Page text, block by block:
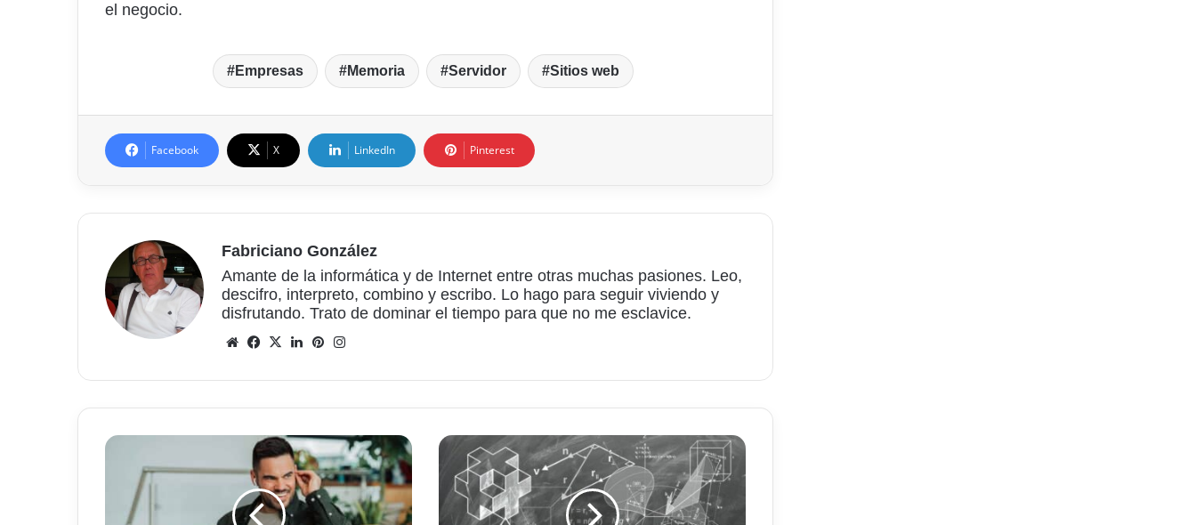
el negocio.
Empresas Memoria Servidor Sitios web
Facebook X LinkedIn Pinterest
Fabriciano González
Amante de la informática y de Internet entre otras muchas pasiones. Leo,
descifro, interpreto, combino y escribo. Lo hago para seguir viviendo y
disfrutando. Trato de dominar el tiempo para que no me esclavice.
Sitio
Facebook
X LinkedInPinterest
Descubre
mitos
verdades
Generar
problemas
matemáticos
con
Wolfram